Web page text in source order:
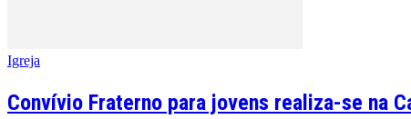
Igreja
Convívio Fraterno para jovens realiza-se na